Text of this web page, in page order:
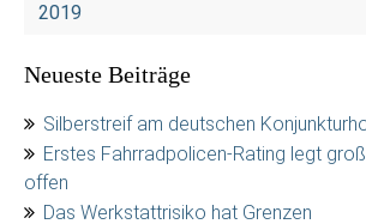
2019
Neueste Beiträge
Silberstreif am deutschen
Erstes Fahrradpolicen-Rating legt
offen
Das Werkstattrisiko hat Grenzen